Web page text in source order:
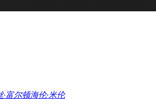
·富尔顿海伦·米伦